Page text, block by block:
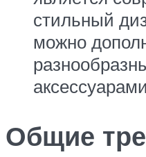
стильный
можно
аксессуарами
Общие